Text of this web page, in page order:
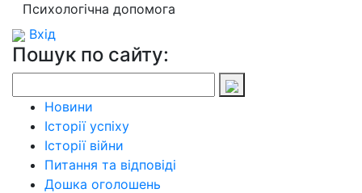
Психологічна допомога
Вхід
Пошук по сайту:
Новини
Історії успіху
Історії війни
Питання та відповіді
Дошка оголошень